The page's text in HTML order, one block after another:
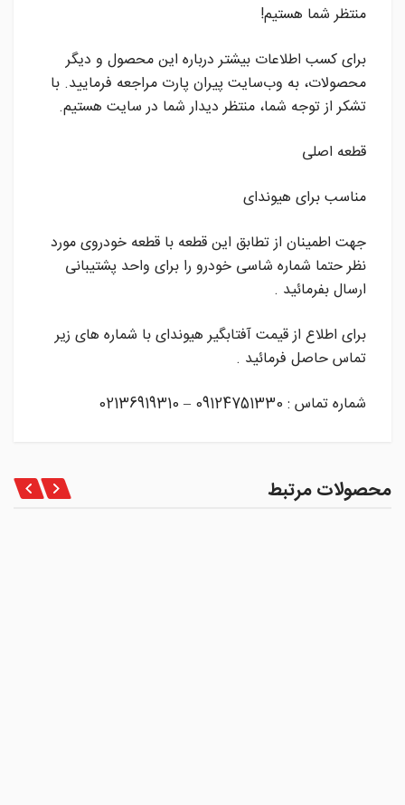
منتظر شما هستیم!
برای کسب اطلاعات بیشتر درباره این محصول و دیگر
محصولات، به وب‌سایت پیران پارت مراجعه فرمایید. با
تشکر از توجه شما، منتظر دیدار شما در سایت هستیم.
قطعه اصلی
مناسب برای هیوندای
جهت اطمینان از تطابق این قطعه با قطعه خودروی مورد
نظر حتما شماره شاسی خودرو را برای واحد پشتیبانی
ارسال بفرمائید .
برای اطلاع از قیمت آفتابگیر هیوندای با شماره های زیر
تماس حاصل فرمائید .
شماره تماس : 09124751330 – 02136919310
محصولات مرتبط